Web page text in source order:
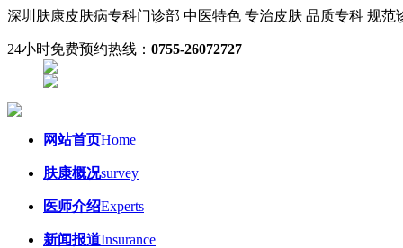
深圳肤康皮肤病专科门诊部 中医特色 专治皮肤 品质专科 规
24小时免费预约热线： 0755-26072727
网站首页Home
肤康概况survey
医师介绍Experts
新闻报道Insurance